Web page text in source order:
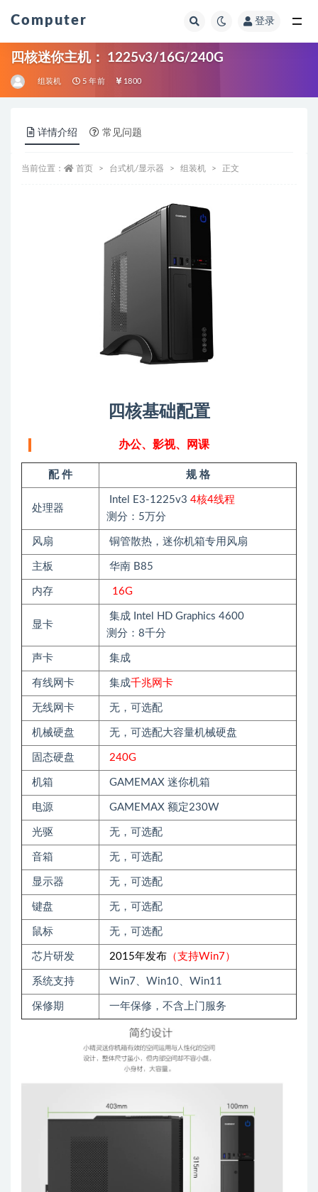
Computer 登录
四核迷你主机： 1225v3/16G/240G
组装机 5 年前 1800
详情介绍 常见问题
当前位置： 首页 台式机/显示器 组装机 正文
四核基础配置
办公、影视、网课
配 件 规 格
处理器
Intel E3-1225v3 4核4线程
测分：5万分
风扇 铜管散热，迷你机箱专用风扇
主板 华南 B85
内存 16G
显卡
集成 Intel HD Graphics 4600
测分：8千分
声卡 集成
有线网卡 集成千兆网卡
无线网卡 无，可选配
机械硬盘 无，可选配大容量机械硬盘
固态硬盘 240G
机箱 GAMEMAX 迷你机箱
电源 GAMEMAX 额定230W
光驱 无，可选配
音箱 无，可选配
显示器 无，可选配
键盘 无，可选配
鼠标 无，可选配
芯片研发 2015年发布 （支持Win7）
系统支持 Win7、Win10、Win11
保修期 一年保修，不含上门服务